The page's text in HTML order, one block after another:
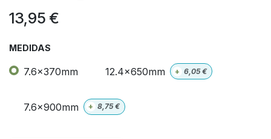
13,95 €
MEDIDAS
7.6x370mm 12.4x650mm + 6,05€
7.6x900mm + 8,75€